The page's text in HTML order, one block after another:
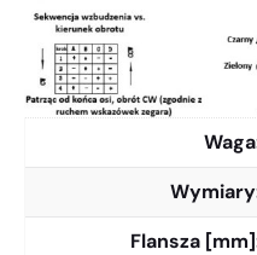
Waga
Wymiary
Flansza [mm]